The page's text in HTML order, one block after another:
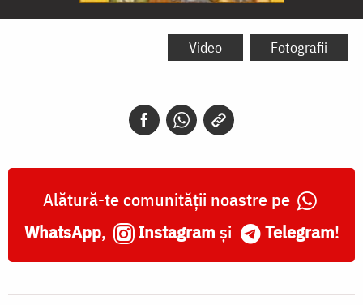
Sfântul
Video Fotografii
Alătură-te comunității noastre pe
WhatsApp, Instagram și Telegram!